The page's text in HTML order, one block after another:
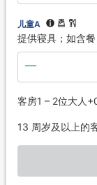
儿童A
提供寝具；如含
客房1 – 2位大人
13 周岁及以上的